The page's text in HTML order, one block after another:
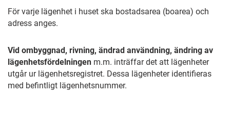
För varje lägenhet i huset ska bostadsarea (boarea) och
adress anges.
Vid ombyggnad, rivning, ändrad användning, ändring av
lägenhetsfördelningen m.m. inträffar det att lägenheter
utgår ur lägenhetsregistret. Dessa lägenheter identifieras
med befintligt lägenhetsnummer.